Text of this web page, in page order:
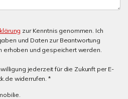
zur Kenntnis genommen. Ich
und Daten zur Beantwortung
erhoben und gespeichert werden.
jederzeit für die Zukunft per E-
widerrufen. *